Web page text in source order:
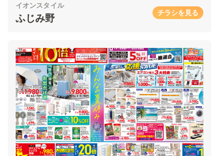
イオンスタイル
ふじみ野 チラシを見る